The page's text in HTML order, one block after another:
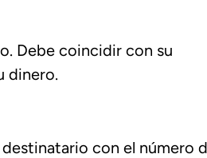
Debe coincidir con su
dinero.
con el número